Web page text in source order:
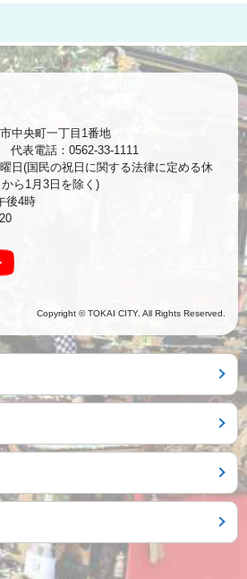
中央町一丁目1番地
代表電話：0562-33-1111
日(国民の祝日に関する法律に定める休
ら1月3日を除く)
後4時
Copyright © TOKAI CITY. All Rights Reserved.